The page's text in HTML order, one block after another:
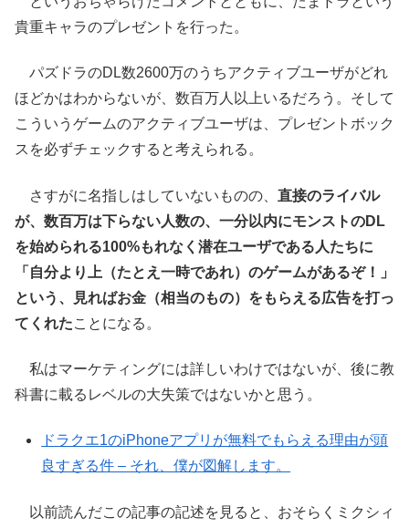
貴重キャラのプレゼントを行った。
パズドラのDL数2600万のうちアクティブユーザがどれ
ほどかはわからないが、数百万人以上いるだろう。そして
こういうゲームのアクティブユーザは、プレゼントボック
スを必ずチェックすると考えられる。
さすがに名指しはしていないものの、 直接のライバル
が、数百万は下らない人数の、一分以内にモンストのDL
を始められる100%もれなく潜在ユーザである人たちに
「自分より上（たとえ一時であれ）のゲームがあるぞ！」
という、見ればお金（相当のもの）をもらえる広告を打っ
てくれたことになる。
私はマーケティングには詳しいわけではないが、後に教
科書に載るレベルの大失策ではないかと思う。
ドラクエ1のiPhoneアプリが無料でもらえる理由が頭
良すぎる件 – それ、僕が図解します。
以前読んだこの記事の記述を見ると、おそらくミクシィ